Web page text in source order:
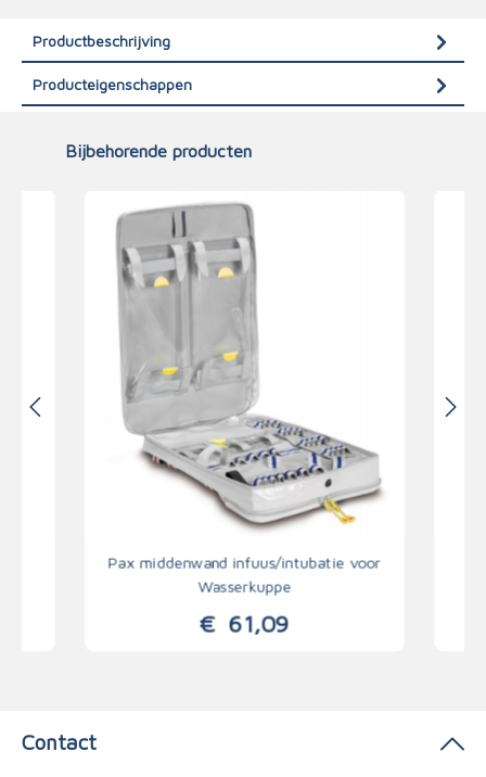
Productbeschrijving
Producteigenschappen
Bijbehorende producten
Pax middenwand infuus/intubatie voor
Wasserkuppe
€61,09
Contact